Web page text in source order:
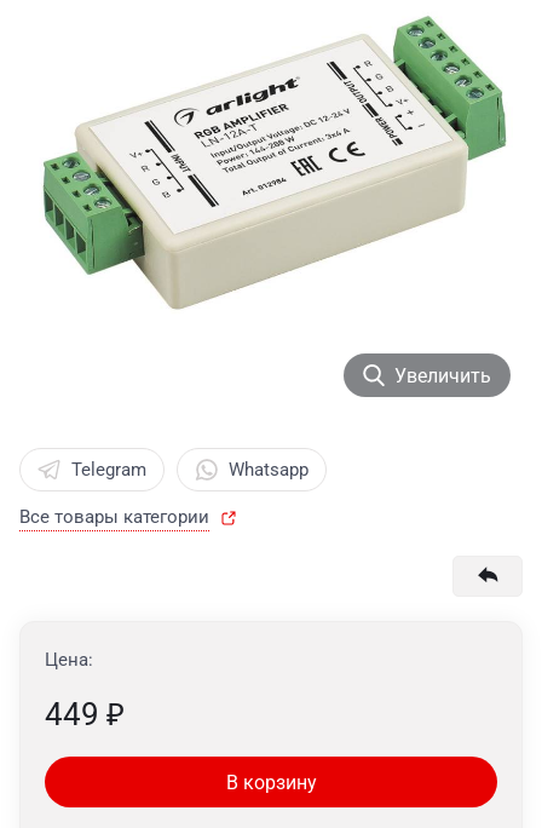
Увеличить
Telegram Whatsapp
Все товары категории
Цена:
449 ₽
В корзину